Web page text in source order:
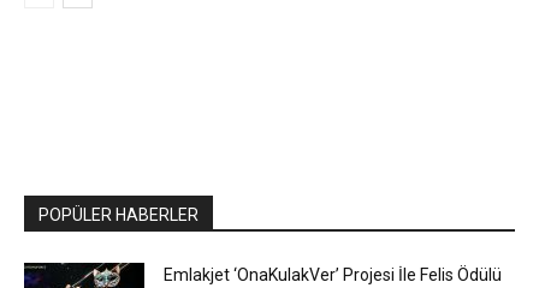
POPÜLER HABERLER
Emlakjet ‘OnaKulakVer’ Projesi İle Felis Ödülü